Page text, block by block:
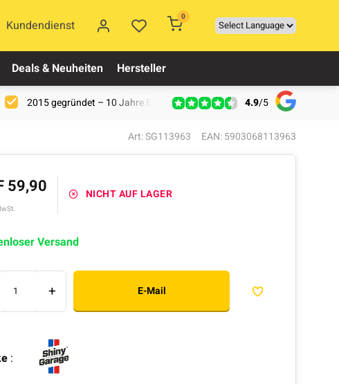
Kundendienst
0
Deals & Neuheiten Hersteller
2015 gegründet – 10 Jahre Erfahrung 4.9/5
Art: SG113963 EAN: 5903068113963
59,90 NICHT AUF LAGER
Versand
+ E-Mail
: